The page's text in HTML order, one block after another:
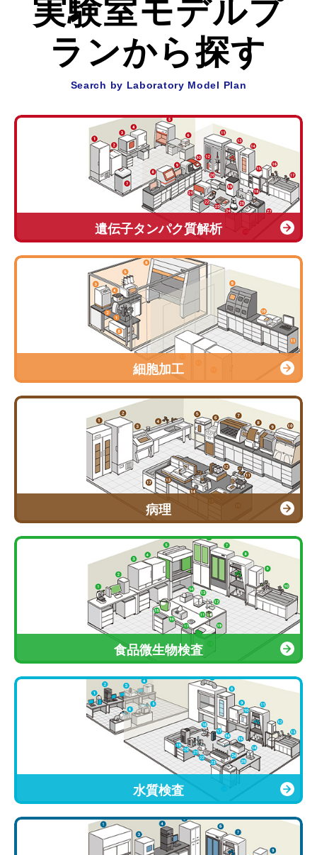
実験室モデルプ
ランから探す
Search by Laboratory Model Plan
遺伝子タンパク質解析
細胞加工
病理
食品微生物検査
水質検査